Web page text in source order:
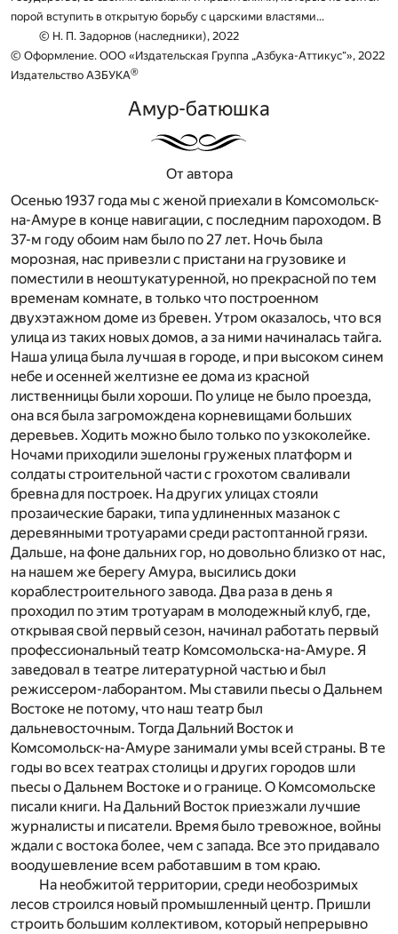
порой вступить в открытую борьбу с царскими властями...
© Н. П. Задорнов (наследники), 2022
© Оформление. ООО «Издательская Группа „Азбука-Аттикус“», 2022
Издательство АЗБУКА®
Амур-батюшка
От автора
Осенью 1937 года мы с женой приехали в Комсомольск-
на-Амуре в конце навигации, с последним пароходом. В
37-м году обоим нам было по 27 лет. Ночь была
морозная, нас привезли с пристани на грузовике и
поместили в неоштукатуренной, но прекрасной по тем
временам комнате, в только что построенном
двухэтажном доме из бревен. Утром оказалось, что вся
улица из таких новых домов, а за ними начиналась тайга.
Наша улица была лучшая в городе, и при высоком синем
небе и осенней желтизне ее дома из красной
лиственницы были хороши. По улице не было проезда,
она вся была загромождена корневищами больших
деревьев. Ходить можно было только по узкоколейке.
Ночами приходили эшелоны груженых платформ и
солдаты строительной части с грохотом сваливали
бревна для построек. На других улицах стояли
прозаические бараки, типа удлиненных мазанок с
деревянными тротуарами среди растоптанной грязи.
Дальше, на фоне дальних гор, но довольно близко от нас,
на нашем же берегу Амура, высились доки
кораблестроительного завода. Два раза в день я
проходил по этим тротуарам в молодежный клуб, где,
открывая свой первый сезон, начинал работать первый
профессиональный театр Комсомольска-на-Амуре. Я
заведовал в театре литературной частью и был
режиссером-лаборантом. Мы ставили пьесы о Дальнем
Востоке не потому, что наш театр был
дальневосточным. Тогда Дальний Восток и
Комсомольск-на-Амуре занимали умы всей страны. В те
годы во всех театрах столицы и других городов шли
пьесы о Дальнем Востоке и о границе. О Комсомольске
писали книги. На Дальний Восток приезжали лучшие
журналисты и писатели. Время было тревожное, войны
ждали с востока более, чем с запада. Все это придавало
воодушевление всем работавшим в том краю.
На необжитой территории, среди необозримых
лесов строился новый промышленный центр. Пришли
строить большим коллективом, который непрерывно